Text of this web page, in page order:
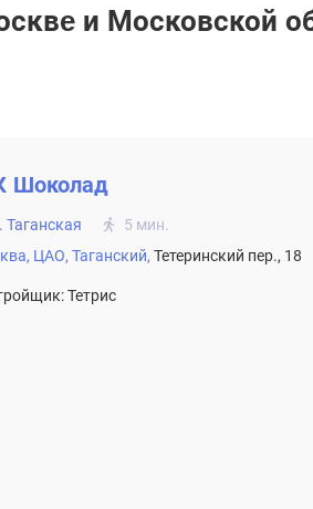
и Московской
Шоколад
Таганская
5 мин.
ЦАО, Таганский, Тетеринский пер., 18
Тетрис